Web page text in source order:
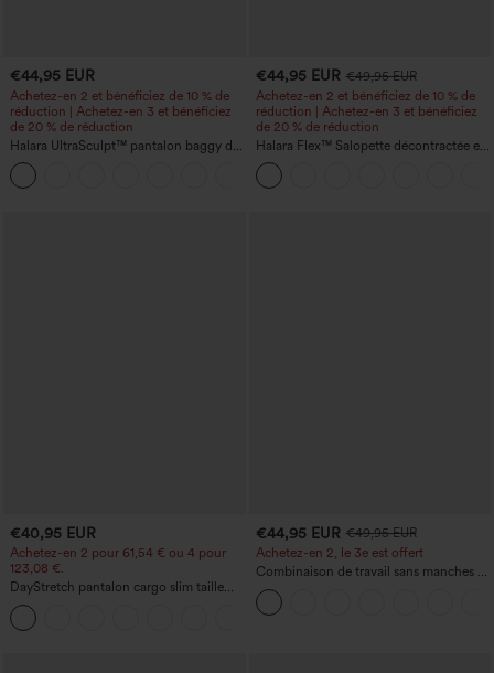
€44,95 EUR
Achetez-en 2 et bénéficiez de 10 % de
réduction | Achetez-en 3 et bénéficiez
de 20 % de réduction
Halara UltraSculpt™ pantalon baggy de
yoga taille haute à effet gainant pour le
ventre, à rayures color block, avec
poches
€44,95 EUR €49,95 EUR
Achetez-en 2 et bénéficiez de 10 % de
réduction | Achetez-en 3 et bénéficiez
de 20 % de réduction
Halara Flex™ Salopette décontractée en
denim lavé à encolure en V avec poche
€40,95 EUR
Achetez-en 2 pour 61,54 € ou 4 pour
123,08 €.
DayStretch pantalon cargo slim taille
haute, poches zippées, uni
€44,95 EUR €49,95 EUR
Achetez-en 2, le 3e est offert
Combinaison de travail sans manches à
encolure bateau, côtés noués, toucher
frais, rayée, avec poches — Édition Easy
Peezy